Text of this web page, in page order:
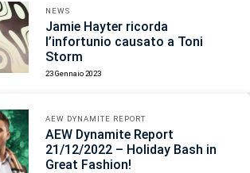
NEWS
Jamie Hayter ricorda
l’infortunio causato a Toni
Storm
23 Gennaio 2023
AEW DYNAMITE REPORT
AEW Dynamite Report
21/12/2022 – Holiday Bash in
Great Fashion!